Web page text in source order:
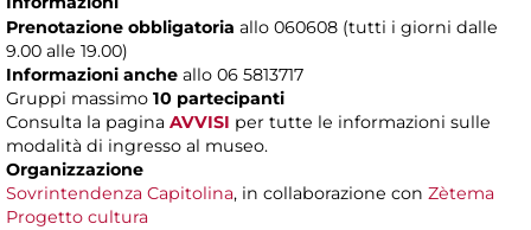
Prenotazione obbligatoria allo 060608 (tutti i giorni dalle
9.00 alle 19.00)
Informazioni anche allo 06 5813717
Gruppi massimo 10 partecipanti
Consulta la pagina AVVISI per tutte le informazioni sulle
modalità di ingresso al museo.
Organizzazione
Sovrintendenza Capitolina, in collaborazione con Zètema
Progetto cultura